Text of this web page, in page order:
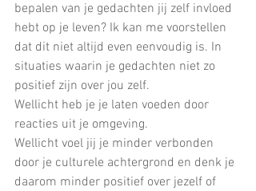
bepalen van je gedachten jij zelf invloed
hebt op je leven? Ik kan me voorstellen
dat dit niet altijd even eenvoudig is. In
situaties waarin je gedachten niet zo
positief zijn over jou zelf.
Wellicht heb je je laten voeden door
reacties uit je omgeving.
Wellicht voel jij je minder verbonden
door je culturele achtergrond en denk je
daarom minder positief over jezelf of